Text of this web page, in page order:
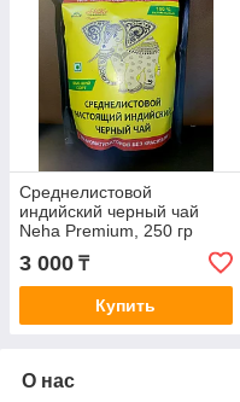
Среднелистовой
индийский черный чай
Neha Premium, 250 гр
3 000 ₸
Купить
О нас